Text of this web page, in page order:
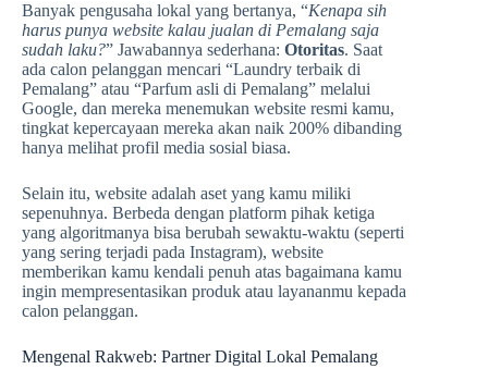
Banyak pengusaha lokal yang bertanya, “Kenapa sih
harus punya website kalau jualan di Pemalang saja
sudah laku?” Jawabannya sederhana: Otoritas. Saat
ada calon pelanggan mencari “Laundry terbaik di
Pemalang” atau “Parfum asli di Pemalang” melalui
Google, dan mereka menemukan website resmi kamu,
tingkat kepercayaan mereka akan naik 200% dibanding
hanya melihat profil media sosial biasa.
Selain itu, website adalah aset yang kamu miliki
sepenuhnya. Berbeda dengan platform pihak ketiga
yang algoritmanya bisa berubah sewaktu-waktu (seperti
yang sering terjadi pada Instagram), website
memberikan kamu kendali penuh atas bagaimana kamu
ingin mempresentasikan produk atau layananmu kepada
calon pelanggan.
Mengenal Rakweb: Partner Digital Lokal Pemalang